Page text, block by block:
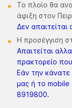
Το πλοίο θα
άφιξη στον
Δεν απαιτείται
Η προσέγγιση
Απαιτείται
πρακτορείο
Εάν την
μας ή το mobile
8919800.